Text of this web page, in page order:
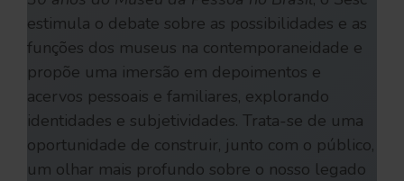
estimula o debate sobre as possibilidades e as
funções dos museus na contemporaneidade e
propõe uma imersão em depoimentos e
acervos pessoais e familiares, explorando
identidades e subjetividades. Trata-se de uma
oportunidade de construir, junto com o público,
um olhar mais profundo sobre o nosso legado